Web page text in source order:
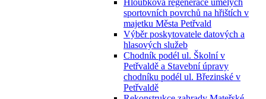
Hloubková regenerace umělých
sportovních povrchů na hřištích v
majetku Města Petřvald
Výběr poskytovatele datových a
hlasových služeb
Chodník podél ul. Školní v
Petřvaldě a Stavební úpravy
chodníku podél ul. Březinské v
Petřvaldě